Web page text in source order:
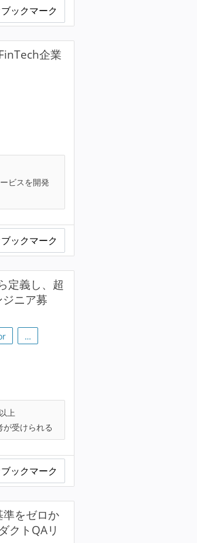
ブックマーク
企業
ビスを開発
ブックマーク
定義し、超
ニア募
…
上
が受けられる
ブックマーク
準をゼロか
クトQAリ